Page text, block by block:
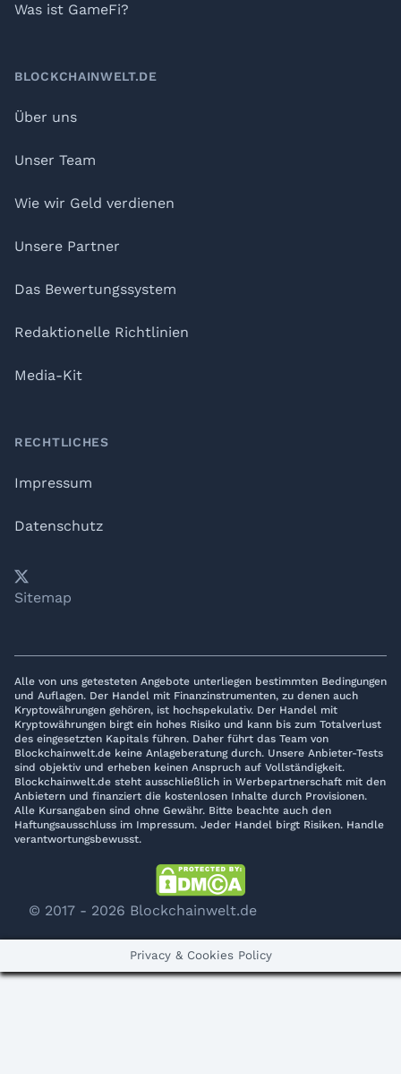
Was ist GameFi?
BLOCKCHAINWELT.DE
Über uns
Unser Team
Wie wir Geld verdienen
Unsere Partner
Das Bewertungssystem
Redaktionelle Richtlinien
Media-Kit
RECHTLICHES
Impressum
Datenschutz
YouTube
𝕏LinkedIn
Telegram
Sitemap
Alle von uns getesteten Angebote unterliegen bestimmten Bedingungen
und Auflagen. Der Handel mit Finanzinstrumenten, zu denen auch
Kryptowährungen gehören, ist hochspekulativ. Der Handel mit
Kryptowährungen birgt ein hohes Risiko und kann bis zum Totalverlust
des eingesetzten Kapitals führen. Daher führt das Team von
Blockchainwelt.de keine Anlageberatung durch. Unsere Anbieter-Tests
sind objektiv und erheben keinen Anspruch auf Vollständigkeit.
Blockchainwelt.de steht ausschließlich in Werbepartnerschaft mit den
Anbietern und finanziert die kostenlosen Inhalte durch Provisionen.
Alle Kursangaben sind ohne Gewähr. Bitte beachte auch den
Haftungsausschluss im Impressum. Jeder Handel birgt Risiken. Handle
verantwortungsbewusst.
© 2017 - 2026 Blockchainwelt.de
Privacy & Cookies Policy